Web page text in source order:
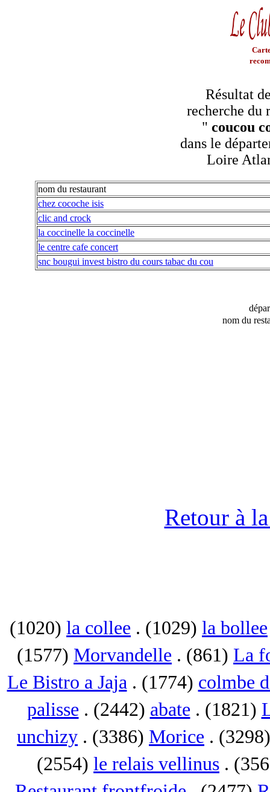
Résultat
recherche du
" coucou
dans le
Loire
nom du restaurant
chez cocoche isis
clic and crock
la coccinelle la coccinelle
le centre cafe concert
snc bougui invest bistro du cours tabac du cou
nom du
Retour à
(1020) la collee . (1029) la bollee
(1577) Morvandelle . (861) La
Le Bistro a Jaja. (1774) colmbe
palisse . (2442) abate . (1821)
unchizy . (3386) Morice .
(2554) le relais vellinus .